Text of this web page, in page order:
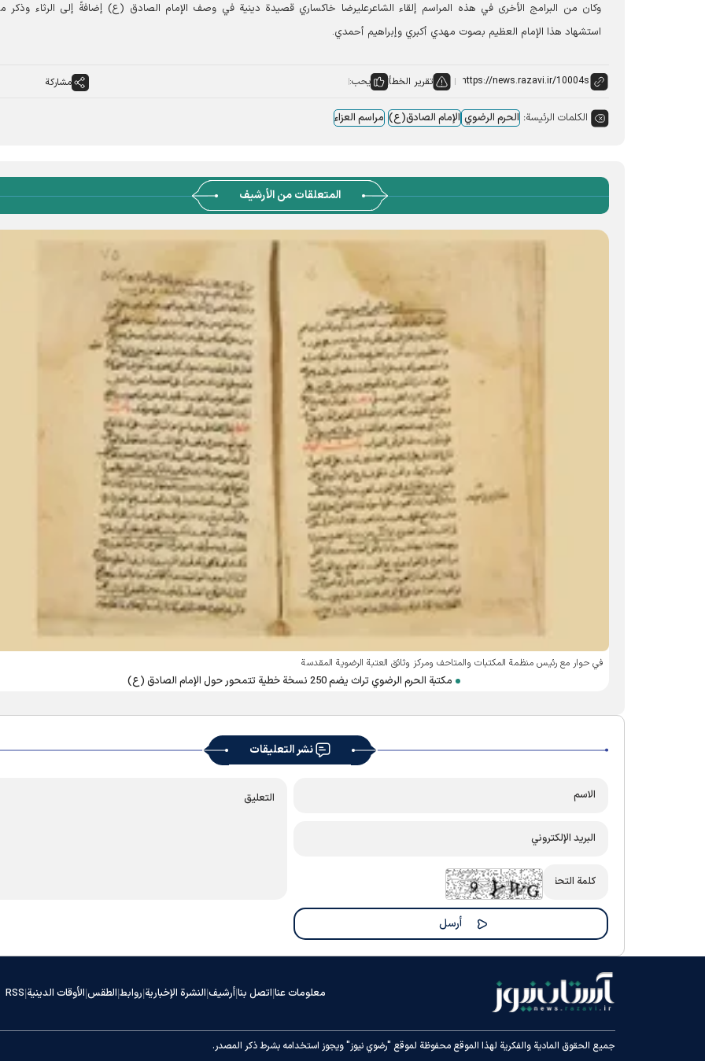
وكان من البرامج الأخرى في هذه المراسم إلقاء الشاعرعليرضا خاكساري قصيدة دينية في وصف الإمام الصادق (ع) إضافةً إلى الرثاء وذكر
استشهاد هذا الإمام العظیم بصوت مهدي أكبري وإبراهيم أحمدي.
تقرير الخطأ يحب: مشاركة
الكلمات الرئيسة: الحرم الرضوي الإمام الصادق(ع) مراسم العزاء
المتعلقات من الأرشيف
في حوار مع رئيس منظمة المكتبات والمتاحف ومركز وثائق العتبة الرضوية المقدسة
مكتبة الحرم الرضوي تراث يضم 250 نسخة خطية تتمحور حول الإمام الصادق (ع)
نشر التعليقات
معلومات عنا اتصل بناأرشيف النشرة الإخبارية روابط الطقس الأوقات الدينية RSS
جميع الحقوق المادية والفكرية لهذا الموقع محفوظة لموقع "رضوي نيوز" ويجوز استخدامه بشرط ذكر المصدر.